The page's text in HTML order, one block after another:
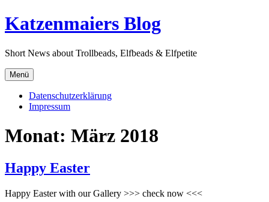
Direkt
zum
Katzenmaiers Blog
Short News about Trollbeads, Elfbeads & Elfpetite
Menü
Datenschutzerklärung
Impressum
Monat: März 2018
Happy Easter
Happy Easter with our Gallery >>> check now <<<